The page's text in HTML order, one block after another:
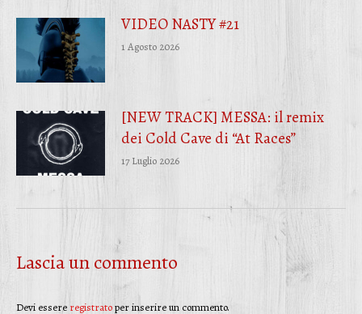
VIDEO NASTY #21
1 Agosto 2026
[NEW TRACK] MESSA: il remix
dei Cold Cave di “At Races”
17 Luglio 2026
Lascia un commento
Devi essere registratoper inserire un commento.